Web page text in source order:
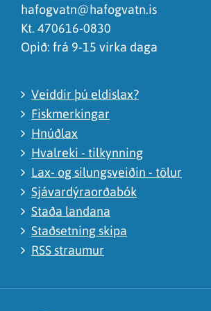
hafogvatn@hafogvatn.is
Kt. 470616-0830
Opið: frá 9-15 virka daga
Veiddir þú eldislax?
Fiskmerkingar
Hnúðlax
Hvalreki - tilkynning
Lax- og silungsveiðin - tölur
Sjávardýraorðabók
Staða landana
Staðsetning skipa
RSS straumur